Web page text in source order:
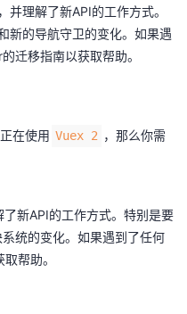
并理解了新API的工作方式。
新的导航守卫的变化。如果遇
迁移指南以获取帮助。
在使用 Vuex 2 ，那么你需
了新API的工作方式。特别是要
统的变化。如果遇到了任何
帮助。